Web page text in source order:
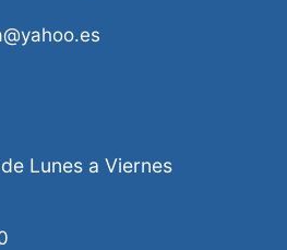
Lunes a Viernes